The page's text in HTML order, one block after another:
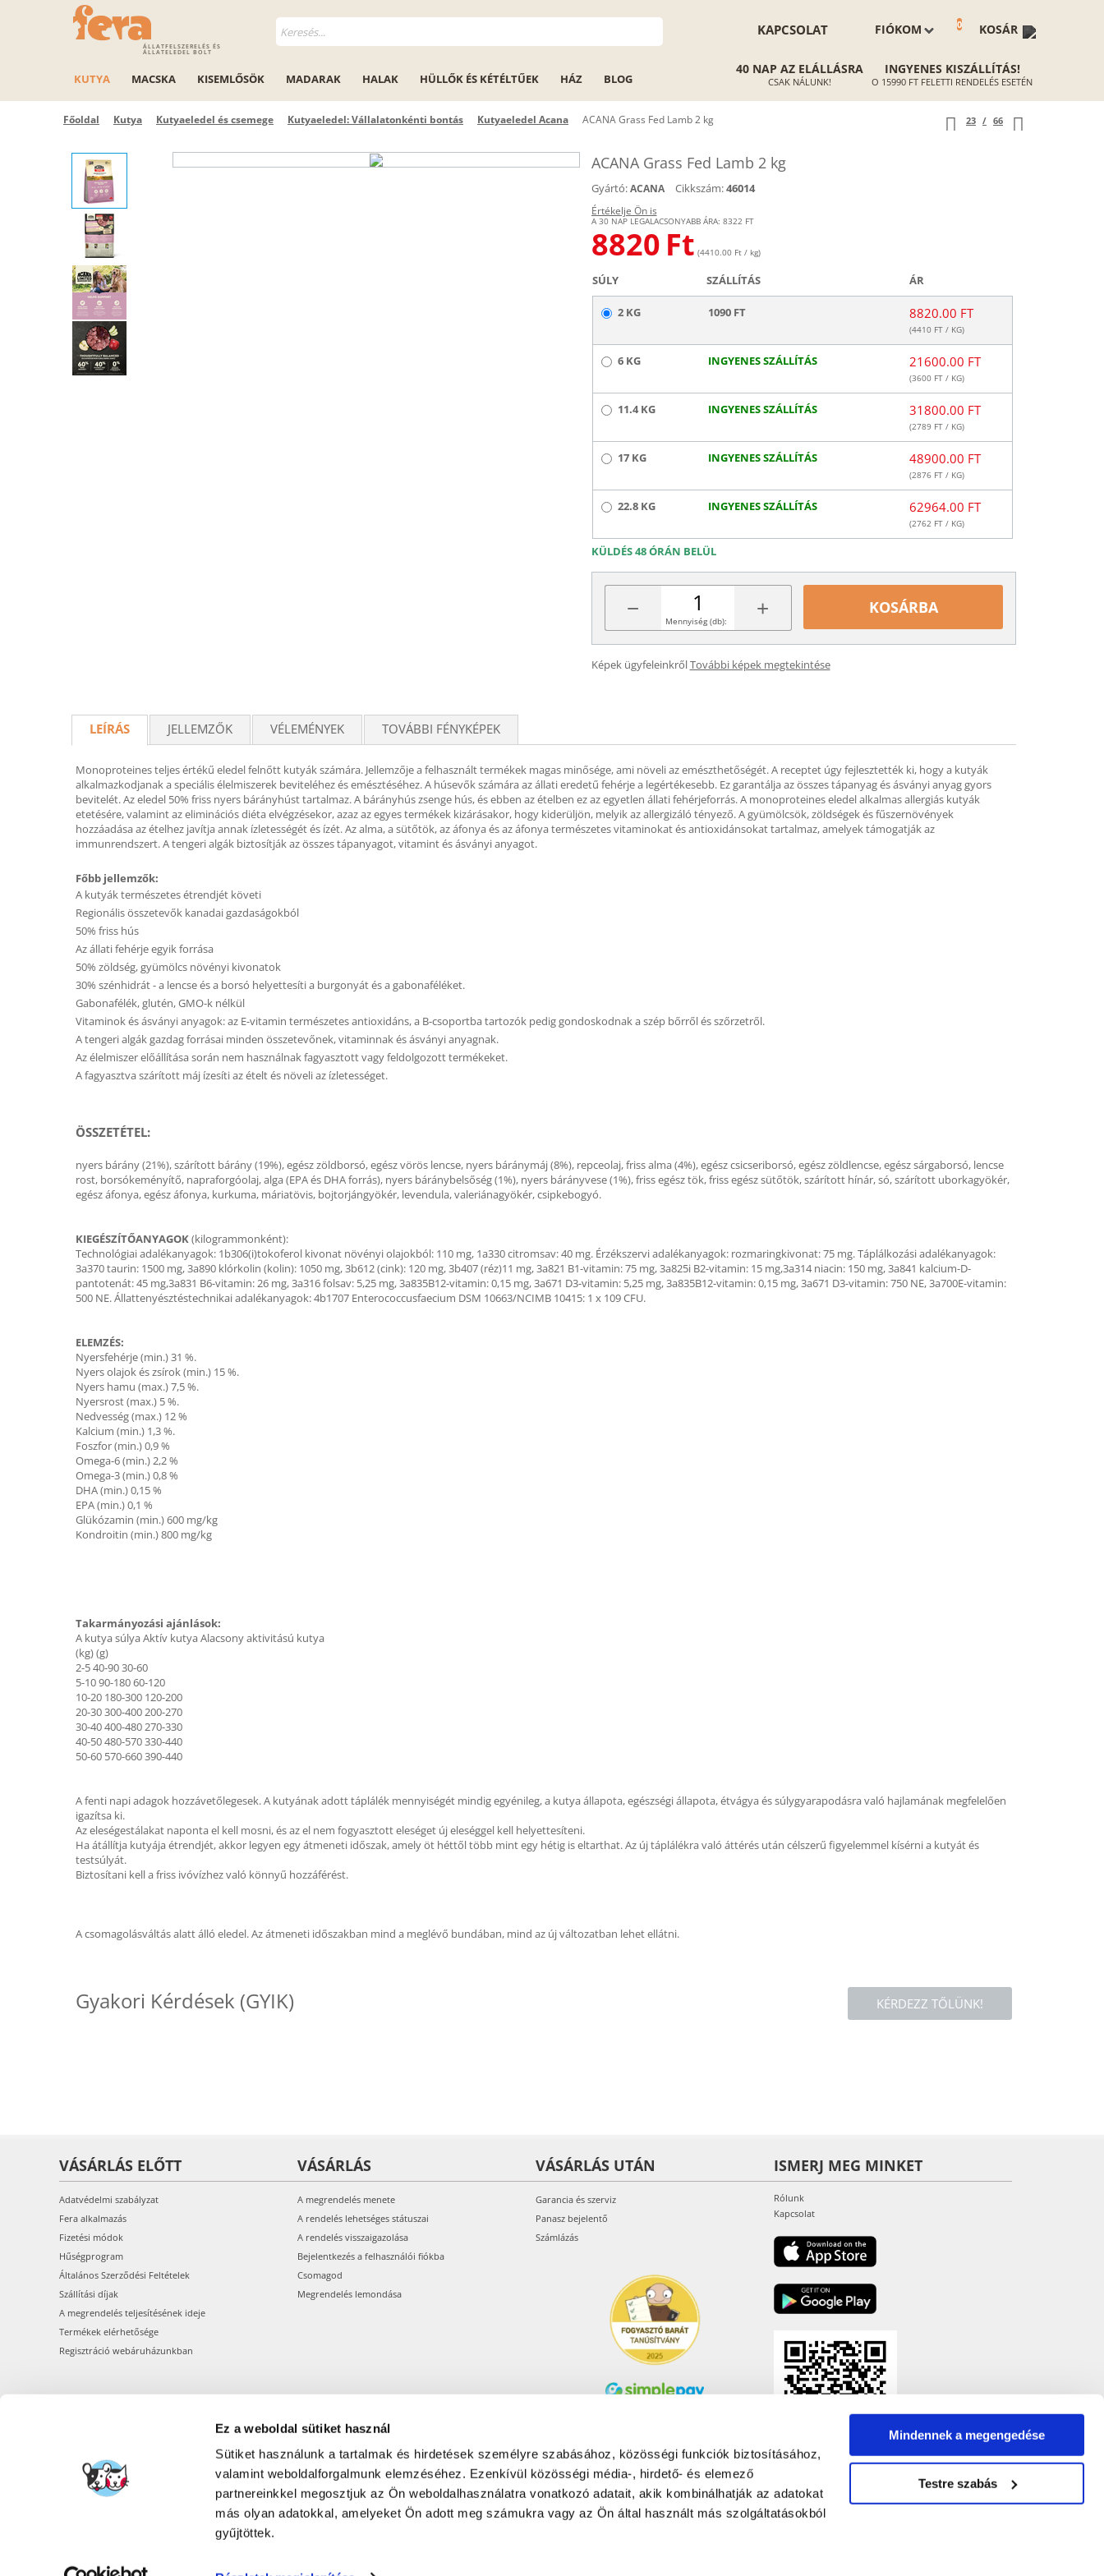
Ez a weboldal sütiket használ
Sütiket használunk a tartalmak és hirdetések személyre szabásához, közösségi funkciók biztosításához,
valamint weboldalforgalmunk elemzéséhez. Ezenkívül közösségi média-, hirdető- és elemező
partnereinkkel megosztjuk az Ön weboldalhasználatra vonatkozó adatait, akik kombinálhatják az adatokat
más olyan adatokkal, amelyeket Ön adott meg számukra vagy az Ön által használt más szolgáltatásokból
gyűjtöttek.
Mindennek a megengedése
Testre szabás
ÁLLATFELSZERELÉS ÉS
ÁLLATELEDEL BOLT
KOSÁR
0
FIÓKOM
KAPCSOLAT
KUTYA MACSKA KISEMLŐSÖK MADARAK HALAK HÜLLŐK ÉS KÉTÉLTŰEK HÁZ BLOG
40 NAP AZ ELÁLLÁSRA
CSAK NÁLUNK!
INGYENES KISZÁLLÍTÁS!
O 15990 FT FELETTI RENDELÉS ESETÉN
Főoldal Kutya Kutyaeledel és csemege Kutyaeledel: Vállalatonkénti bontás Kutyaeledel Acana ACANA Grass Fed Lamb 2 kg 23 / 66
ACANA Grass Fed Lamb 2 kg
Gyártó: ACANA Cikkszám:46014
Értékelje Ön is
A 30 NAP LEGALACSONYABB ÁRA: 8322 FT
8820 Ft (4410.00 Ft / kg)
SÚLY SZÁLLÍTÁS ÁR
2 KG 1090 FT 8820.00 FT
(4410FT / KG)
6 KG INGYENES SZÁLLÍTÁS 21600.00 FT
(3600FT / KG)
11.4 KG INGYENES SZÁLLÍTÁS 31800.00 FT
(2789 FT / KG)
17 KG INGYENES SZÁLLÍTÁS 48900.00 FT
(2876FT / KG)
22.8 KG INGYENES SZÁLLÍTÁS 62964.00 FT
(2762 FT / KG)
KÜLDÉS 48 ÓRÁN BELÜL
− +
Mennyiség (db):
KOSÁRBA
Képek ügyfeleinkrőlTovábbi képek megtekintése
LEÍRÁS JELLEMZŐK VÉLEMÉNYEK TOVÁBBI FÉNYKÉPEK
Monoproteines teljes értékű eledel felnőtt kutyák számára. Jellemzője a felhasznált termékek magas minősége, ami növeli az emészthetőségét. A receptet úgy fejlesztették ki, hogy a kutyák
alkalmazkodjanak a speciális élelmiszerek beviteléhez és emésztéséhez. A húsevők számára az állati eredetű fehérje a legértékesebb. Ez garantálja az összes tápanyag és ásványi anyag gyors
bevitelét. Az eledel 50% friss nyers bárányhúst tartalmaz. A bárányhús zsenge hús, és ebben az ételben ez az egyetlen állati fehérjeforrás. A monoproteines eledel alkalmas allergiás kutyák
etetésére, valamint az eliminációs diéta elvégzésekor, azaz az egyes termékek kizárásakor, hogy kiderüljön, melyik az allergizáló tényező. A gyümölcsök, zöldségek és fűszernövények
hozzáadása az ételhez javítja annak ízletességét és ízét. Az alma, a sütőtök, az áfonya és az áfonya természetes vitaminokat és antioxidánsokat tartalmaz, amelyek támogatják az
immunrendszert. A tengeri algák biztosítják az összes tápanyagot, vitamint és ásványi anyagot.
Főbb jellemzők:
A kutyák természetes étrendjét követi
Regionális összetevők kanadai gazdaságokból
50% friss hús
Az állati fehérje egyik forrása
50% zöldség, gyümölcs növényi kivonatok
30% szénhidrát - a lencse és a borsó helyettesíti a burgonyát és a gabonaféléket.
Gabonafélék, glutén, GMO-k nélkül
Vitaminok és ásványi anyagok: az E-vitamin természetes antioxidáns, a B-csoportba tartozók pedig gondoskodnak a szép bőrről és szőrzetről.
A tengeri algák gazdag forrásai minden összetevőnek, vitaminnak és ásványi anyagnak.
Az élelmiszer előállítása során nem használnak fagyasztott vagy feldolgozott termékeket.
A fagyasztva szárított máj ízesíti az ételt és növeli az ízletességet.
ÖSSZETÉTEL:
nyers bárány (21%), szárított bárány (19%), egész zöldborsó, egész vörös lencse, nyers báránymáj (8%), repceolaj, friss alma (4%), egész csicseriborsó, egész zöldlencse, egész sárgaborsó, lencse
rost, borsókeményítő, napraforgóolaj, alga (EPA és DHA forrás), nyers báránybelsőség (1%), nyers bárányvese (1%), friss egész tök, friss egész sütőtök, szárított hínár, só, szárított uborkagyökér,
egész áfonya, egész áfonya, kurkuma, máriatövis, bojtorjángyökér, levendula, valeriánagyökér, csipkebogyó.
KIEGÉSZÍTŐANYAGOK(kilogrammonként):
Technológiai adalékanyagok: 1b306(i)tokoferol kivonat növényi olajokból: 110 mg, 1a330 citromsav: 40 mg. Érzékszervi adalékanyagok: rozmaringkivonat: 75 mg. Táplálkozási adalékanyagok:
3a370 taurin: 1500 mg, 3a890 klórkolin (kolin): 1050 mg, 3b612 (cink): 120 mg, 3b407 (réz)11 mg, 3a821 B1-vitamin: 75 mg, 3a825i B2-vitamin: 15 mg,3a314 niacin: 150 mg, 3a841 kalcium-D-
pantotenát: 45 mg,3a831 B6-vitamin: 26 mg, 3a316 folsav: 5,25 mg, 3a835B12-vitamin: 0,15 mg, 3a671 D3-vitamin: 5,25 mg, 3a835B12-vitamin: 0,15 mg, 3a671 D3-vitamin: 750 NE, 3a700E-vitamin:
500 NE. Állattenyésztéstechnikai adalékanyagok: 4b1707 Enterococcusfaecium DSM 10663/NCIMB 10415: 1 x 109 CFU.
ELEMZÉS:
Nyersfehérje (min.) 31 %.
Nyers olajok és zsírok (min.) 15 %.
Nyers hamu (max.) 7,5 %.
Nyersrost (max.) 5 %.
Nedvesség (max.) 12 %
Kalcium (min.) 1,3 %.
Foszfor (min.) 0,9 %
Omega-6 (min.) 2,2 %
Omega-3 (min.) 0,8 %
DHA (min.) 0,15 %
EPA (min.) 0,1 %
Glükózamin (min.) 600 mg/kg
Kondroitin (min.) 800 mg/kg
Takarmányozási ajánlások:
A kutya súlya Aktív kutya Alacsony aktivitású kutya
(kg) (g)
2-5 40-90 30-60
5-10 90-180 60-120
10-20 180-300 120-200
20-30 300-400 200-270
30-40 400-480 270-330
40-50 480-570 330-440
50-60 570-660 390-440
A fenti napi adagok hozzávetőlegesek. A kutyának adott táplálék mennyiségét mindig egyénileg, a kutya állapota, egészségi állapota, étvágya és súlygyarapodásra való hajlamának megfelelően
igazítsa ki.
Az eleségestálakat naponta el kell mosni, és az el nem fogyasztott eleséget új eleséggel kell helyettesíteni.
Ha átállítja kutyája étrendjét, akkor legyen egy átmeneti időszak, amely öt héttől több mint egy hétig is eltarthat. Az új táplálékra való áttérés után célszerű figyelemmel kísérni a kutyát és
testsúlyát.
Biztosítani kell a friss ivóvízhez való könnyű hozzáférést.
A csomagolásváltás alatt álló eledel. Az átmeneti időszakban mind a meglévő bundában, mind az új változatban lehet ellátni.
KÉRDEZZ TŐLÜNK!
Gyakori Kérdések (GYIK)
VÁSÁRLÁS ELŐTT
Adatvédelmi szabályzat
Fera alkalmazás
Fizetési módok
Hűségprogram
Általános Szerződési Feltételek
Szállítási díjak
A megrendelés teljesítésének ideje
Termékek elérhetősége
Regisztráció webáruházunkban
VÁSÁRLÁS
A megrendelés menete
A rendelés lehetséges státuszai
A rendelés visszaigazolása
Bejelentkezés a felhasználói fiókba
Csomagod
Megrendelés lemondása
VÁSÁRLÁS UTÁN
Garancia és szerviz
Panasz bejelentő
Számlázás
Olcsóbbat.hu – Spórolni
tudni kell
ISMERJ MEG MINKET
Rólunk
Kapcsolat